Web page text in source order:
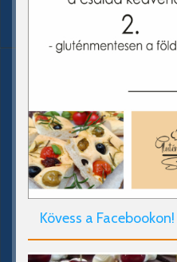
Kövess a Facebookon!